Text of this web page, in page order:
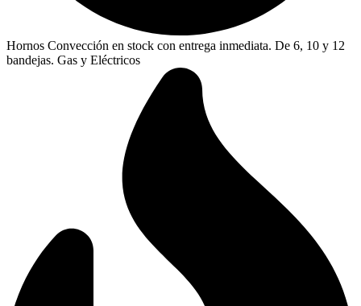
Hornos Convección en stock con entrega inmediata. De 6, 10 y 12
bandejas. Gas y Eléctricos